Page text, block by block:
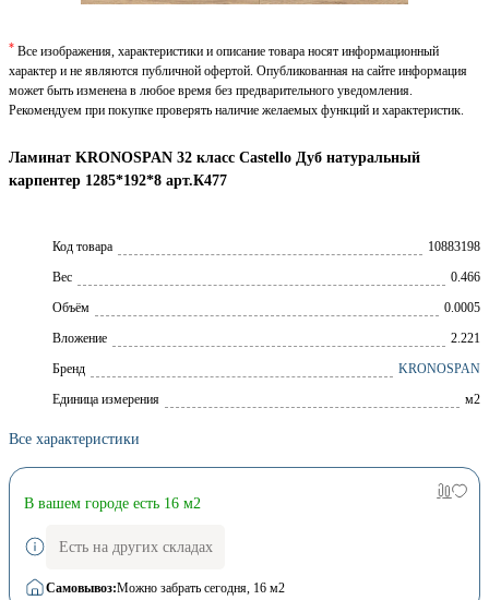
Ламинат KRONOSPAN 32 класс Castello Дуб натуральный
карпентер 1285*192*8 арт.К477
Код товара
10883198
Вес
0.466
Объём
0.0005
Вложение
2.221
Брeнд
KRONOSPAN
Единица измерения
м2
Все характеристики
* Все изображения, характеристики и описание товара носят информационный
характер и не являются публичной офертой. Опубликованная на сайте информация
может быть изменена в любое время без предварительного уведомления.
Рекомендуем при покупке проверять наличие желаемых функций и характеристик.
В вашем городе есть 16 м2
Есть на других складах
Самовывоз:Можно забрать сегодня, 16 м2